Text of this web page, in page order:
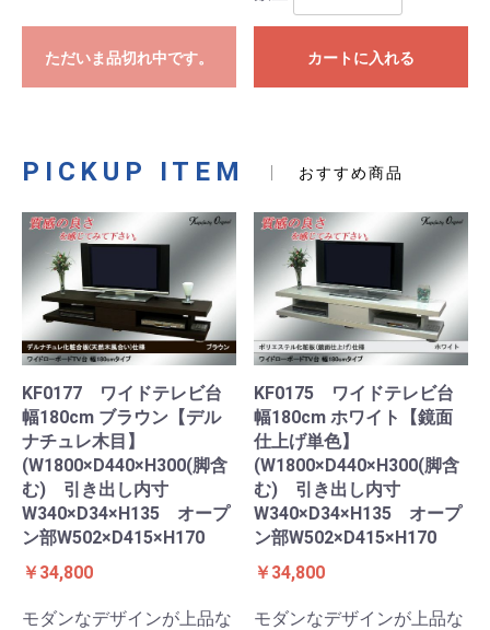
ただいま品切れ中です。 カートに入れる
PICKUP ITEM おすすめ商品
KF0177 ワイドテレビ台
幅180cm ブラウン【デル
ナチュレ木目】
(W1800×D440×H300(脚含
む) 引き出し内寸
W340×D34×H135 オープ
ン部W502×D415×H170
￥34,800
モダンなデザインが上品な
KF0175 ワイドテレビ台
幅180cm ホワイト【鏡面
仕上げ単色】
(W1800×D440×H300(脚含
む) 引き出し内寸
W340×D34×H135 オープ
ン部W502×D415×H170
￥34,800
モダンなデザインが上品な